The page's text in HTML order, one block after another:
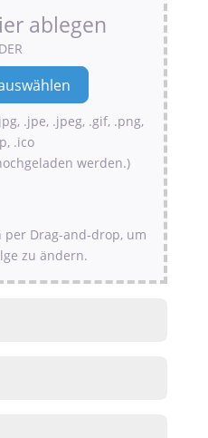
ablegen
.jpe, .jpeg, .gif, .png,
.ico
werden.)
per Drag-and-drop, um
zu ändern.